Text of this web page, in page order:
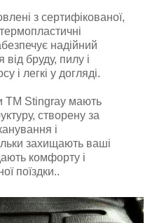
з сертифікованої,
надійний
бруду, пилу і
і легкі у догляді.
TM Stingray мають
створену за
і
захищають ваші
комфорту і
поїздки..